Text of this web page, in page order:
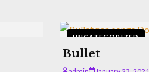
UNCATEGORIZED
Bullet